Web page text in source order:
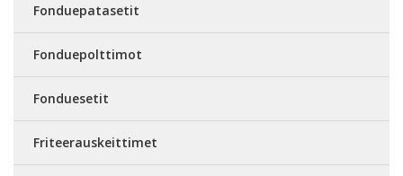
Fonduepatasetit
Fonduepolttimot
Fonduesetit
Friteerauskeittimet